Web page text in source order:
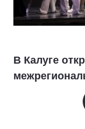
В Калуге